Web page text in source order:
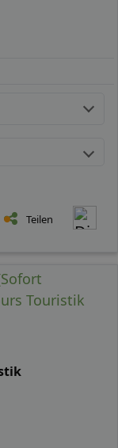
Teilen
Touristik